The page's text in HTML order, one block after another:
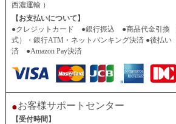
西濃運輸 ）
【お支払いについて】
●クレジットカード ●銀行振込 ●商品代金引換
式）・銀行ATM・ネットバンキング決済 ●後払
済 ●Amazon Pay決済
●お客様サポートセンター
【受付時間】